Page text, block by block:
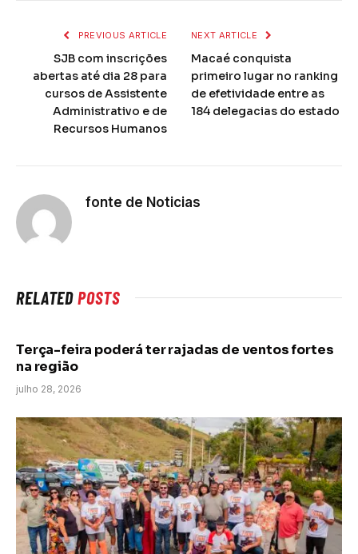
PREVIOUS ARTICLE
SJB com inscrições
abertas até dia 28 para
cursos de Assistente
Administrativo e de
Recursos Humanos
NEXT ARTICLE
Macaé conquista
primeiro lugar no ranking
de efetividade entre as
184 delegacias do estado
fonte de Noticias
RELATEDPOSTS
Terça-feira poderá ter rajadas de ventos fortes
na região
julho 28, 2026